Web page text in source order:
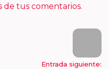
de tus comentarios.
Entrada siguiente: